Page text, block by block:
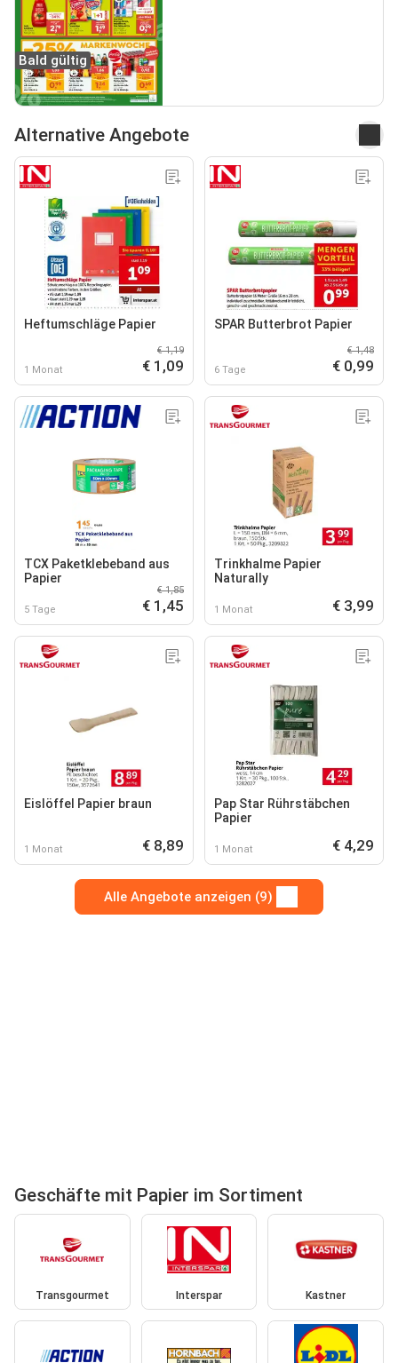
Bald gültig
Alternative Angebote
Heftumschläge Papier
1 Monat
€ 1,19
€ 1,09
SPAR Butterbrot Papier
6 Tage
€ 1,48
€ 0,99
TCX Paketklebeband aus
Papier
5 Tage
€ 1,85
€ 1,45
Trinkhalme Papier
Naturally
1 Monat € 3,99
Eislöffel Papier braun
1 Monat € 8,89
Pap Star Rührstäbchen
Papier
1 Monat € 4,29
Alle Angebote anzeigen (9)
Geschäfte mit Papier im Sortiment
Transgourmet Interspar Kastner